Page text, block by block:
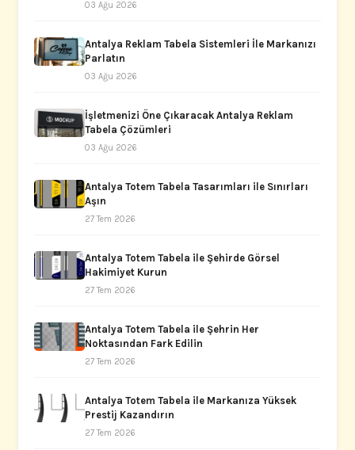
03 Ağu 2026
Antalya Reklam Tabela Sistemleri İle Markanızı
Parlatın
03 Ağu 2026
İşletmenizi Öne Çıkaracak Antalya Reklam
Tabela Çözümleri
03 Ağu 2026
Antalya Totem Tabela Tasarımları ile Sınırları
Aşın
27 Tem 2026
Antalya Totem Tabela ile Şehirde Görsel
Hakimiyet Kurun
27 Tem 2026
Antalya Totem Tabela ile Şehrin Her
Noktasından Fark Edilin
27 Tem 2026
Antalya Totem Tabela ile Markanıza Yüksek
Prestij Kazandırın
27 Tem 2026